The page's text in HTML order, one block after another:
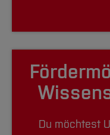
Du möchtest